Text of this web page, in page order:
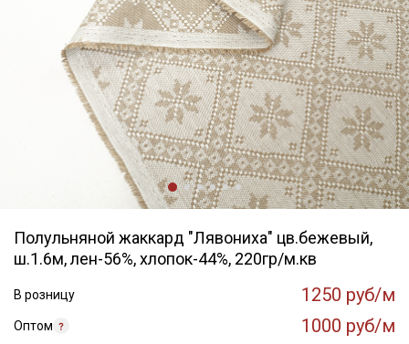
Полульняной жаккард "Лявониха" цв.бежевый,
ш.1.6м, лен-56%, хлопок-44%, 220гр/м.кв
В розницу 1250 руб/м
Оптом 1000 руб/м